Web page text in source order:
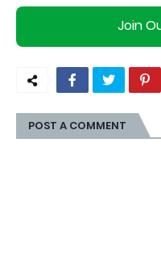
Join
POST A COMMENT